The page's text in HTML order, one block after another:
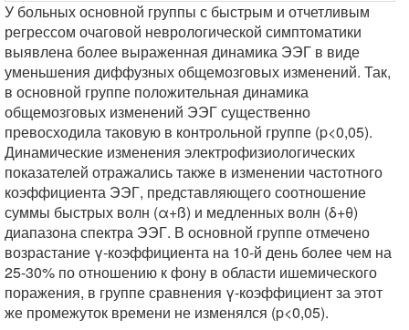
У больных основной группы с быстрым и отчетливым
регрессом очаговой неврологической симптоматики
выявлена более выраженная динамика ЭЭГ в виде
уменьшения диффузных общемозговых изменений. Так,
в основной группе положительная динамика
общемозговых изменений ЭЭГ существенно
превосходила таковую в контрольной группе (p<0,05).
Динамические изменения электрофизиологических
показателей отражались также в изменении частотного
коэффициента ЭЭГ, представляющего соотношение
суммы быстрых волн (α+ß) и медленных волн (δ+θ)
диапазона спектра ЭЭГ. В основной группе отмечено
возрастание γ-коэффициента на 10-й день более чем на
25-30% по отношению к фону в области ишемического
поражения, в группе сравнения γ-коэффициент за этот
же промежуток времени не изменялся (p<0,05).